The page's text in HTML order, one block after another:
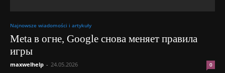
Najnowsze wiadomości i artykuły
Meta в огне, Google снова меняет правила
игры
maxwelhelp - 24.05.2026 0